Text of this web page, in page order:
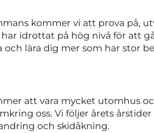
kommer vi att prova på,
idrottat på hög nivå för att
och lära dig mer som har stor
att vara mycket utomhus
oss. Vi följer årets
och skidåkning.